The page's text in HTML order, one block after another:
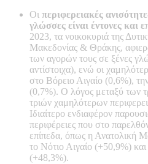
Οι περιφερειακές
γλώσσες είναι έντονες και
2023, τα νοικοκυριά της
Μακεδονίας & Θράκης,
των αγορών τους σε ξένες
αντίστοιχα), ενώ οι
στο Βόρειο Αιγαίο (0,6%),
(0,7%). Ο λόγος μεταξύ των
τριών χαμηλότερων
Ιδιαίτερο ενδιαφέρον
περιφέρειες που στο
επίπεδα, όπως η Ανατολική
το Νότιο Αιγαίο (+50,9%)
(+48,3%).